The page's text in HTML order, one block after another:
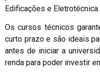
Edificações e Eletrotécnica.
Os cursos técnicos
curto prazo e são ideais
antes de iniciar a
renda para poder investir